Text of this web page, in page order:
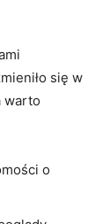
się w
warto
o